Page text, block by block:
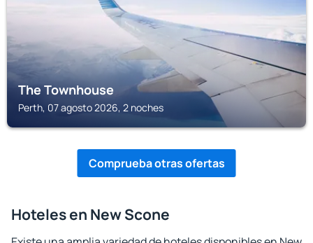
The Townhouse
Perth, 07 agosto 2026, 2 noches
Comprueba otras ofertas
Hoteles en New Scone